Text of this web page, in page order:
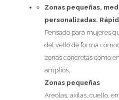
Zonas pequeñas,
personalizadas.
Pensado para mujeres
del vello de forma
zonas concretas como
amplios.
Zonas pequeñas
Areolas, axilas, cuello,